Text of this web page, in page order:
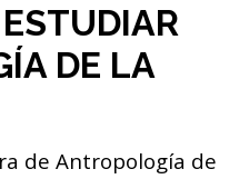
DE LA
de Antropología de